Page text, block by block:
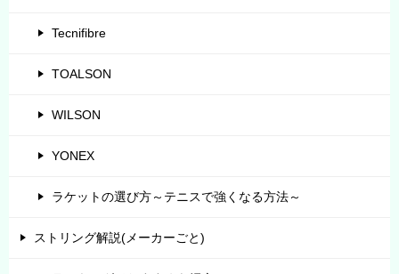
Tecnifibre
TOALSON
WILSON
YONEX
ラケットの選び方～テニスで強くなる方法～
ストリング解説(メーカーごと)